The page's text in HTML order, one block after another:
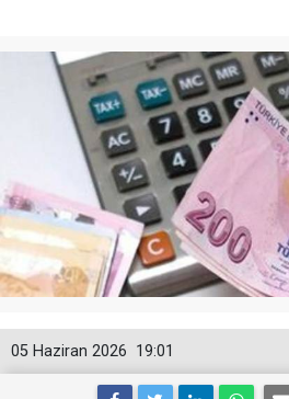
19:01
05 Haziran 2026